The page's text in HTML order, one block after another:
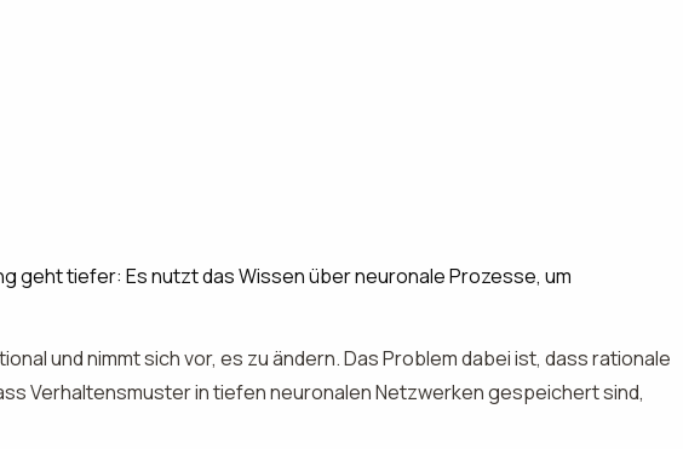
geht tiefer: Es nutzt das Wissen über neuronale Prozesse, um
und nimmt sich vor, es zu ändern. Das Problem dabei ist, dass rationale
Verhaltensmuster in tiefen neuronalen Netzwerken gespeichert sind,